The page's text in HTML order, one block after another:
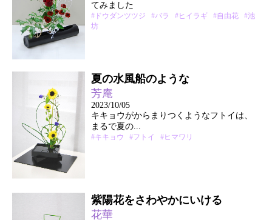
てみました
#ドウダンツツジ #バラ #ヒイラギ #自由花
#池
坊
夏の水風船のような
芳庵
2023/10/05
キキョウがからまりつくようなフトイは、
まるで夏の...
#キキョウ #フトイ #ヒマワリ
紫陽花をさわやかにいける
花華